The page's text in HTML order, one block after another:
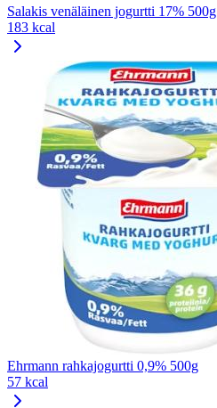
Salakis venäläinen jogurtti 17% 500g
183 kcal
Ehrmann rahkajogurtti 0,9% 500g
57 kcal